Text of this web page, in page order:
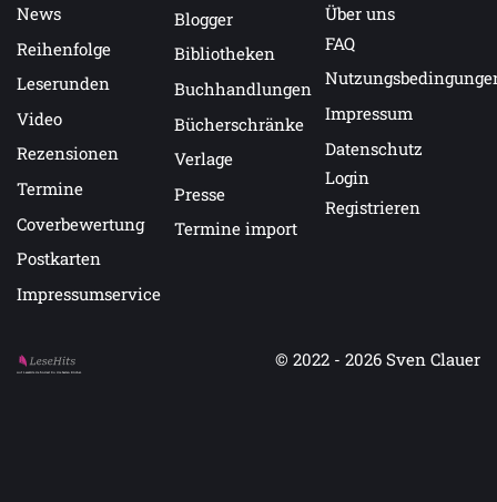
News
Reihenfolge
Leserunden
Video
Rezensionen
Termine
Coverbewertung
Postkarten
Impressumservice
Blogger
Bibliotheken
Buchhandlungen
Bücherschränke
Verlage
Presse
Termine import
Über uns
FAQ
Impressum
Datenschutz
Login
Registrieren
Auf LeseHits.de findest Du die besten Bücher.
© 2022 - 2026 Sven Clauer